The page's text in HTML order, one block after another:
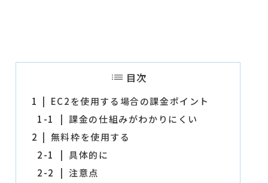
目次
1
EC2を使用する場合の課金ポイント
1-1
課金の仕組みがわかりにくい
2
無料枠を使用する
2-1
具体的に
2-2
注意点